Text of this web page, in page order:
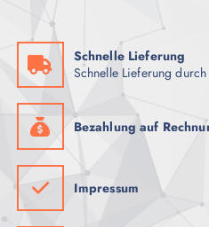
Schnelle Lieferung
Schnelle Lieferung
Bezahlung auf
Impressum